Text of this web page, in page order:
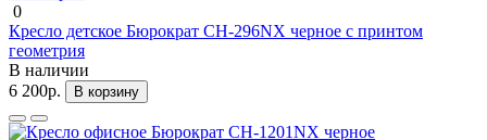
0
Кресло детское Бюрократ CH-296NX черное с принтом
геометрия
В наличии
6 200р.
В корзину